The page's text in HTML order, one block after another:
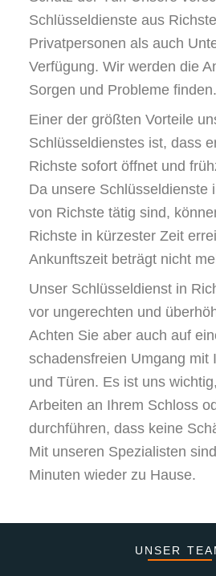
Schlüsseldienste aus
Privatpersonen als auch
Verfügung. Wir werden die
Sorgen und Probleme finden.
Einer der größten Vorteile
Schlüsseldienstes ist, dass
Richste sofort öffnet und
Da unsere Schlüsseldienste
von Richste tätig sind,
Richste in kürzester Zeit
Ankunftszeit beträgt nicht
Unser Schlüsseldienst in
vor ungerechten und
Achten Sie aber auch auf
schadensfreien Umgang mit
und Türen. Es ist uns
Arbeiten an Ihrem Schloss
durchführen, dass keine
Mit unseren Spezialisten
Minuten wieder zu Hause.
UNSER